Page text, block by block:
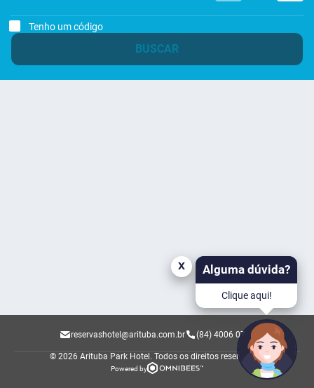
Tenho um código
BUSCAR
reservashotel@arituba.com.br (84) 4006 0700
© 2026 Arituba Park Hotel. Todos os direitos reservados.
Powered by
Alguma dúvida?
Clique aqui!
x